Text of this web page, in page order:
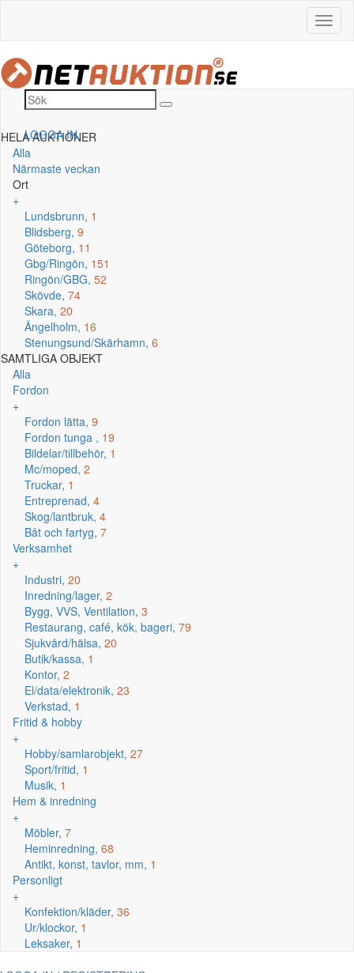
LOGGA IN
HELA AUKTIONER
Alla
Närmaste veckan
Ort
+
Lundsbrunn, 1
Blidsberg, 9
Göteborg, 11
Gbg/Ringön, 151
Ringön/GBG, 52
Skövde, 74
Skara, 20
Ängelholm, 16
Stenungsund/Skärhamn, 6
SAMTLIGA OBJEKT
Alla
Fordon
+
Fordon lätta, 9
Fordon tunga , 19
Bildelar/tillbehör, 1
Mc/moped, 2
Truckar, 1
Entreprenad, 4
Skog/lantbruk, 4
Båt och fartyg, 7
Verksamhet
+
Industri, 20
Inredning/lager, 2
Bygg, VVS, Ventilation, 3
Restaurang, café, kök, bageri, 79
Sjukvård/hälsa, 20
Butik/kassa, 1
Kontor, 2
El/data/elektronik, 23
Verkstad, 1
Fritid & hobby
+
Hobby/samlarobjekt, 27
Sport/fritid, 1
Musik, 1
Hem & inredning
+
Möbler, 7
Heminredning, 68
Antikt, konst, tavlor, mm, 1
Personligt
+
Konfektion/kläder, 36
Ur/klockor, 1
Leksaker, 1